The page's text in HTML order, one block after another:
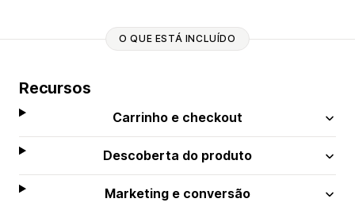
O QUE ESTÁ INCLUÍDO
Recursos
Carrinho e checkout
Descoberta do produto
Marketing e conversão